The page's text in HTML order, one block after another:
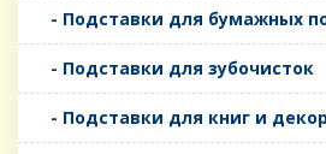
- Подставки для бумажных
- Подставки для зубочисток
- Подставки для книг и